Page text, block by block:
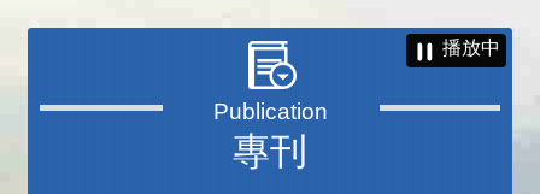
專刊
播放中